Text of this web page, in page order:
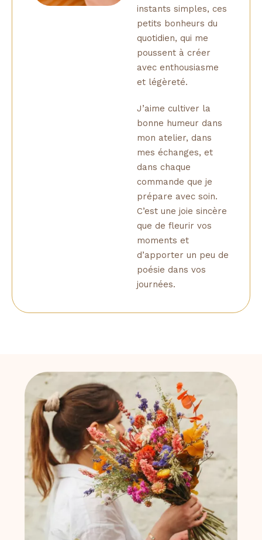
instants simples, ces
petits bonheurs du
quotidien, qui me
poussent à créer
avec enthousiasme
et légèreté.
J’aime cultiver la
bonne humeur dans
mon atelier, dans
mes échanges, et
dans chaque
commande que je
prépare avec soin.
C’est une joie sincère
que de fleurir vos
moments et
d’apporter un peu de
poésie dans vos
journées.